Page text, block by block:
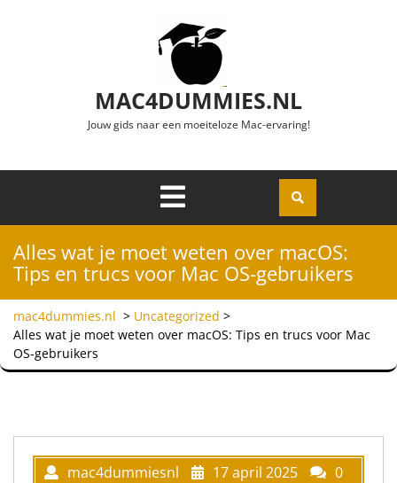
MAC4DUMMIES.NL
Jouw gids naar een moeiteloze Mac-ervaring!
Openen
Alles wat je moet weten over macOS:
Tips en trucs voor Mac OS-gebruikers
mac4dummies.nl > Uncategorized >
Alles wat je moet weten over macOS: Tips en trucs voor Mac
OS-gebruikers
mac4dummiesnl 17 april 2025
0